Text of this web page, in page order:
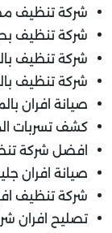
شركة تنظيف
شركة تنظيف
شركة تنظيف
شركة تنظيف
صيانة افران
كشف تسربات
افضل شركة
صيانة افران
شركة تنظيف
تصليح افران